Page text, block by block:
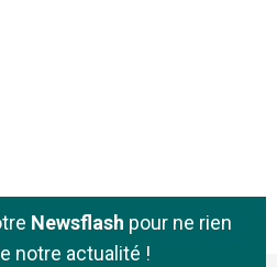
Newsflash pour ne rien
notre actualité !